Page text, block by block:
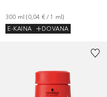
300 ml (0,04 € / 1 ml)
E-KAINA
DOVANA